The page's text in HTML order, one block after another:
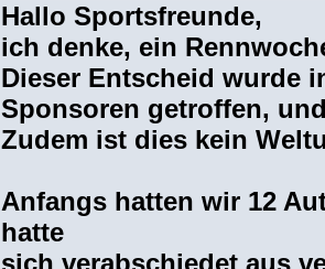
Hallo Sportsfreunde,
ich denke, ein
Dieser Entscheid wurde
Sponsoren getroffen,
Zudem ist dies kein
Anfangs hatten wir 12
hatte
sich verabschiedet aus